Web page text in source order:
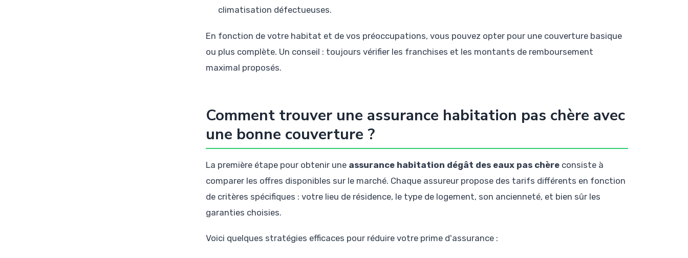
climatisation défectueuses.
En fonction de votre habitat et de vos préoccupations, vous pouvez opter pour une couverture basique
ou plus complète. Un conseil : toujours vérifier les franchises et les montants de remboursement
maximal proposés.
Comment trouver une assurance habitation pas chère avec
une bonne couverture ?
La première étape pour obtenir une assurance habitation dégât des eaux pas chère consiste à
comparer les offres disponibles sur le marché. Chaque assureur propose des tarifs différents en fonction
de critères spécifiques : votre lieu de résidence, le type de logement, son ancienneté, et bien sûr les
garanties choisies.
Voici quelques stratégies efficaces pour réduire votre prime d'assurance :